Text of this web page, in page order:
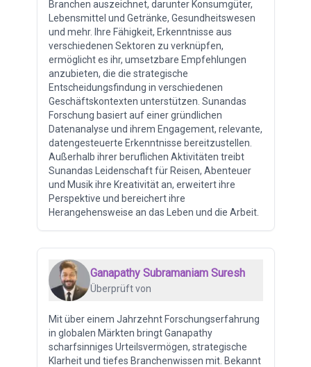
Branchen auszeichnet, darunter Konsumgüter,
Lebensmittel und Getränke, Gesundheitswesen
und mehr. Ihre Fähigkeit, Erkenntnisse aus
verschiedenen Sektoren zu verknüpfen,
ermöglicht es ihr, umsetzbare Empfehlungen
anzubieten, die die strategische
Entscheidungsfindung in verschiedenen
Geschäftskontexten unterstützen. Sunandas
Forschung basiert auf einer gründlichen
Datenanalyse und ihrem Engagement, relevante,
datengesteuerte Erkenntnisse bereitzustellen.
Außerhalb ihrer beruflichen Aktivitäten treibt
Sunandas Leidenschaft für Reisen, Abenteuer
und Musik ihre Kreativität an, erweitert ihre
Perspektive und bereichert ihre
Herangehensweise an das Leben und die Arbeit.
Ganapathy Subramaniam Suresh
Überprüft von
Mit über einem Jahrzehnt Forschungserfahrung
in globalen Märkten bringt Ganapathy
scharfsinniges Urteilsvermögen, strategische
Klarheit und tiefes Branchenwissen mit. Bekannt